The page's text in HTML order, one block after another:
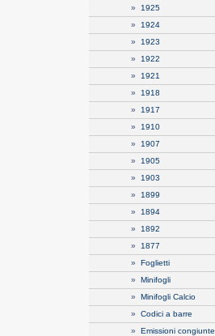
» 1925
» 1924
» 1923
» 1922
» 1921
» 1918
» 1917
» 1910
» 1907
» 1905
» 1903
» 1899
» 1894
» 1892
» 1877
» Foglietti
» Minifogli
» Minifogli Calcio
» Codici a barre
» Emissioni congiunte